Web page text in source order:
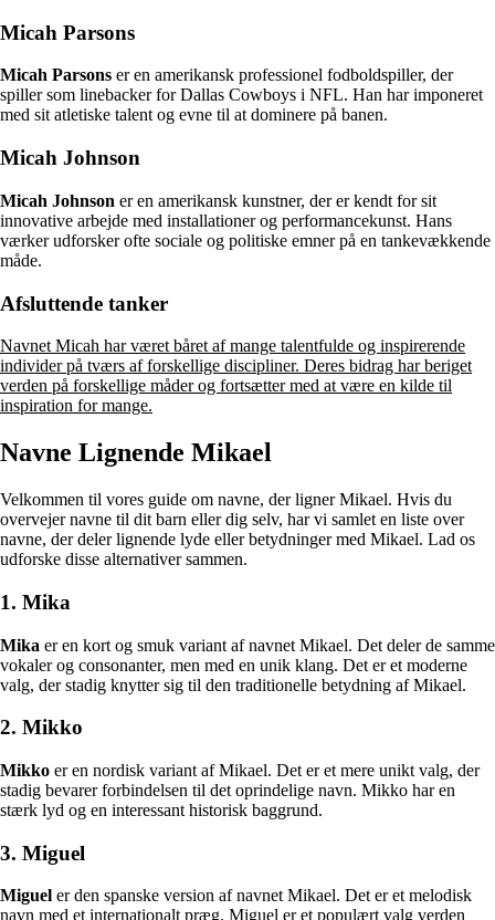
Micah Parsons
Micah Parsons er en amerikansk professionel fodboldspiller, der
spiller som linebacker for Dallas Cowboys i NFL. Han har imponeret
med sit atletiske talent og evne til at dominere på banen.
Micah Johnson
Micah Johnson er en amerikansk kunstner, der er kendt for sit
innovative arbejde med installationer og performancekunst. Hans
værker udforsker ofte sociale og politiske emner på en tankevækkende
måde.
Afsluttende tanker
Navnet Micah har været båret af mange talentfulde og inspirerende
individer på tværs af forskellige discipliner. Deres bidrag har beriget
verden på forskellige måder og fortsætter med at være en kilde til
inspiration for mange.
Navne Lignende Mikael
Velkommen til vores guide om navne, der ligner Mikael. Hvis du
overvejer navne til dit barn eller dig selv, har vi samlet en liste over
navne, der deler lignende lyde eller betydninger med Mikael. Lad os
udforske disse alternativer sammen.
1. Mika
Mika er en kort og smuk variant af navnet Mikael. Det deler de samme
vokaler og consonanter, men med en unik klang. Det er et moderne
valg, der stadig knytter sig til den traditionelle betydning af Mikael.
2. Mikko
Mikko er en nordisk variant af Mikael. Det er et mere unikt valg, der
stadig bevarer forbindelsen til det oprindelige navn. Mikko har en
stærk lyd og en interessant historisk baggrund.
3. Miguel
Miguel er den spanske version af navnet Mikael. Det er et melodisk
navn med et internationalt præg. Miguel er et populært valg verden